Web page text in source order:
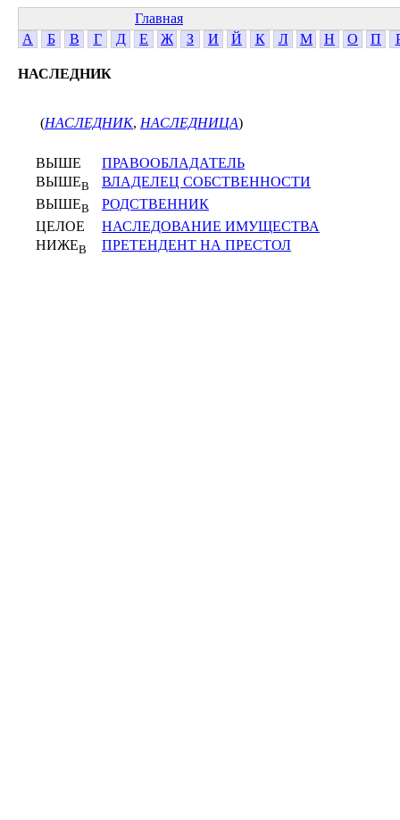
Главная
А
Б В Г Д Е Ж З И Й К Л М Н О П
НАСЛЕДНИК
(НАСЛЕДНИК, НАСЛЕДНИЦА)
ВЫШЕ
ПРАВООБЛАДАТЕЛЬ
ВЫШЕВ
ВЛАДЕЛЕЦ СОБСТВЕННОСТИ
ВЫШЕВ
РОДСТВЕННИК
ЦЕЛОЕ
НАСЛЕДОВАНИЕ ИМУЩЕСТВА
НИЖЕВ ПРЕТЕНДЕНТ НА ПРЕСТОЛ